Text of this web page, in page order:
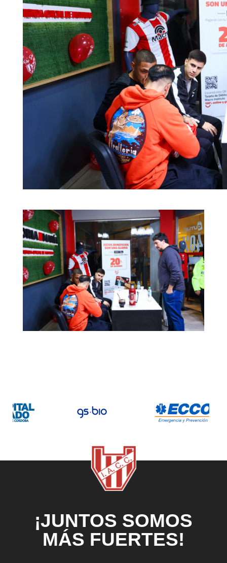
¡JUNTOS SOMOS
MÁS FUERTES!